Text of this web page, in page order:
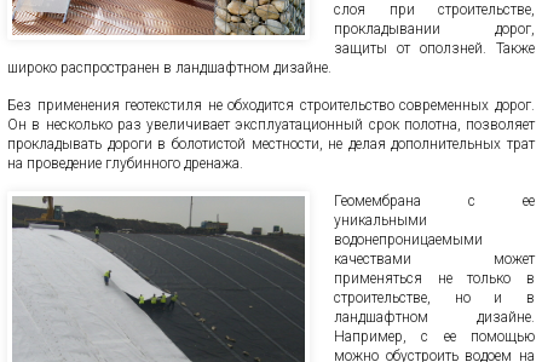
слоя при строительстве,
прокладывании дорог,
защиты от оползней. Также
широко распространен в ландшафтном дизайне.
Без применения геотекстиля не обходится строительство современных дорог.
Он в несколько раз увеличивает эксплуатационный срок полотна, позволяет
прокладывать дороги в болотистой местности, не делая дополнительных трат
на проведение глубинного дренажа.
Геомембрана с ее
уникальными
водонепроницаемыми
качествами может
применяться не только в
строительстве, но и в
ландшафтном дизайне.
Например, с ее помощью
можно обустроить водоем на